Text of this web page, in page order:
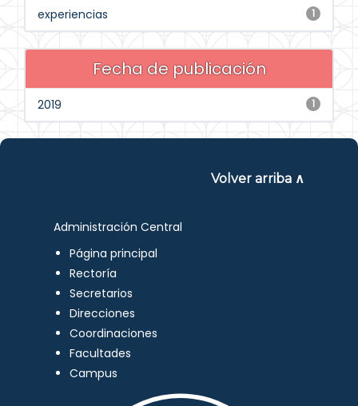
1
experiencias
Fecha de publicación
1
2019
Volver arriba ∧
Administración Central
Página principal
Rectoría
Secretarios
Direcciones
Coordinaciones
Facultades
Campus